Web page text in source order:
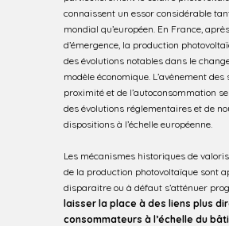
connaissent un essor considérable
mondial qu’européen. En France,
d’émergence, la production
des évolutions notables dans le
modèle économique. L’avènement
proximité et de l’autoconsommation
des évolutions réglementaires et de
dispositions à l’échelle européenne.
Les mécanismes historiques de
de la production photovoltaïque sont
disparaitre ou à défaut s’atténuer
laisser la place à des liens plus
consommateurs à l’échelle du